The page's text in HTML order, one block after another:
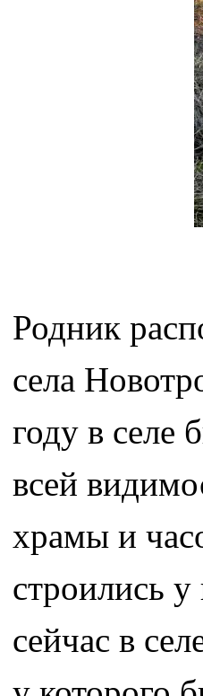
Родник
села
году в селе
всей
храмы и
строились
сейчас в